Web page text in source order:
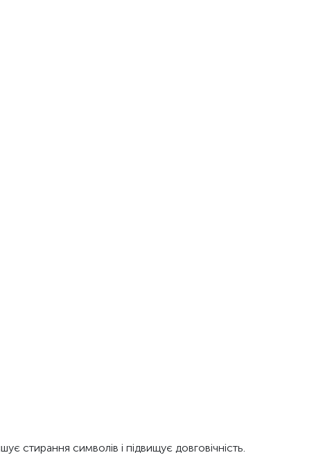
стирання символів і підвищує довговічність.